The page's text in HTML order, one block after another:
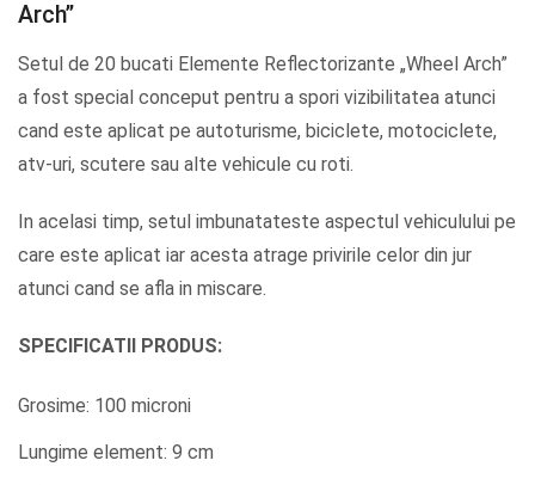
Arch”
Setul de 20 bucati Elemente Reflectorizante „Wheel Arch”
a fost special conceput pentru a spori vizibilitatea atunci
cand este aplicat pe autoturisme, biciclete, motociclete,
atv-uri, scutere sau alte vehicule cu roti.
In acelasi timp, setul imbunatateste aspectul vehiculului pe
care este aplicat iar acesta atrage privirile celor din jur
atunci cand se afla in miscare.
SPECIFICATII PRODUS:
Grosime: 100 microni
Lungime element: 9 cm